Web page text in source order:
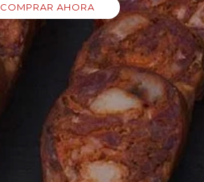
COMPRAR AHORA